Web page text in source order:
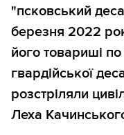
"псковський
березня 2022
його товариші по
гвардійської
розстріляли
Леха